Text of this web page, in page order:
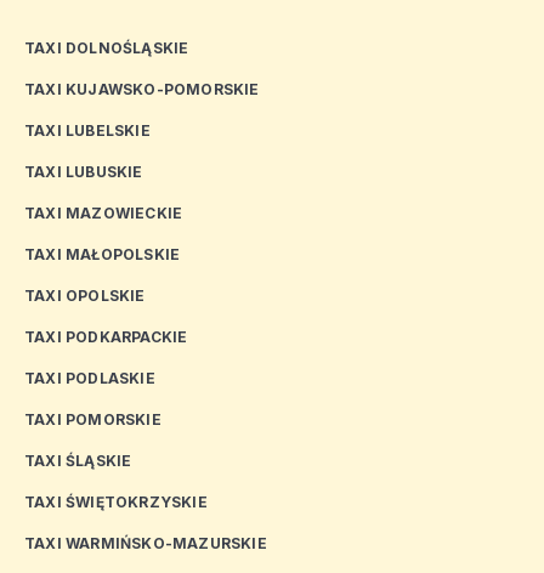
TAXI DOLNOŚLĄSKIE
TAXI KUJAWSKO-POMORSKIE
TAXI LUBELSKIE
TAXI LUBUSKIE
TAXI MAZOWIECKIE
TAXI MAŁOPOLSKIE
TAXI OPOLSKIE
TAXI PODKARPACKIE
TAXI PODLASKIE
TAXI POMORSKIE
TAXI ŚLĄSKIE
TAXI ŚWIĘTOKRZYSKIE
TAXI WARMIŃSKO-MAZURSKIE